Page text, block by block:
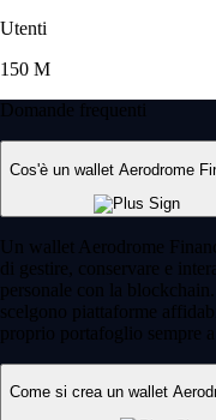
Utenti
150 M
Domande frequenti
Cos'è un wallet Aerodrome
Un wallet Aerodrome
di gestire, conservare e
personale con la
scelgono piattaforme
proprio portafoglio sempre
Come si crea un wallet